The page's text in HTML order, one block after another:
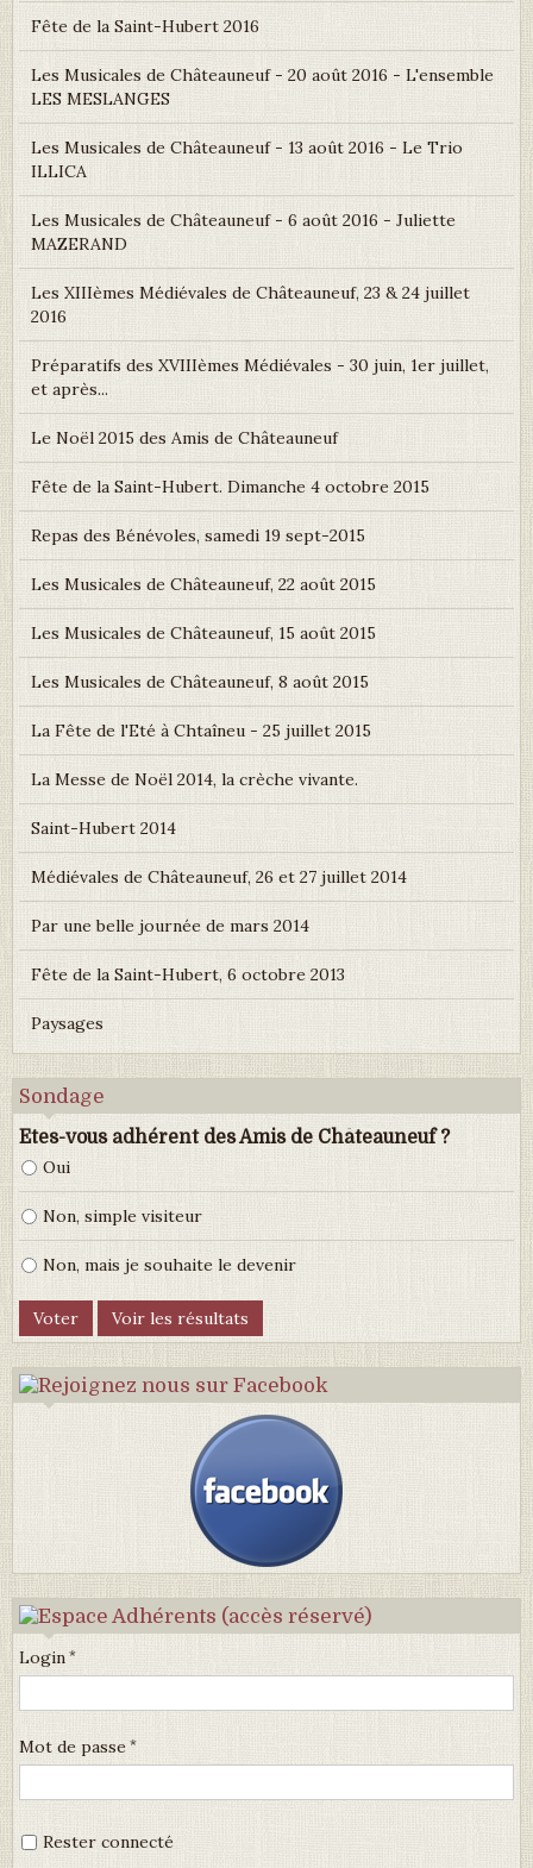
Fête de la Saint-Hubert 2016
Les Musicales de Châteauneuf - 20 août 2016 - L'ensemble
LES MESLANGES
Les Musicales de Châteauneuf - 13 août 2016 - Le Trio
ILLICA
Les Musicales de Châteauneuf - 6 août 2016 - Juliette
MAZERAND
Les XIIIèmes Médiévales de Châteauneuf, 23 & 24 juillet
2016
Préparatifs des XVIIIèmes Médiévales - 30 juin, 1er juillet,
et après...
Le Noël 2015 des Amis de Châteauneuf
Fête de la Saint-Hubert. Dimanche 4 octobre 2015
Repas des Bénévoles, samedi 19 sept-2015
Les Musicales de Châteauneuf, 22 août 2015
Les Musicales de Châteauneuf, 15 août 2015
Les Musicales de Châteauneuf, 8 août 2015
La Fête de l'Eté à Chtaîneu - 25 juillet 2015
La Messe de Noël 2014, la crèche vivante.
Saint-Hubert 2014
Médiévales de Châteauneuf, 26 et 27 juillet 2014
Par une belle journée de mars 2014
Fête de la Saint-Hubert, 6 octobre 2013
Paysages
Sondage
Etes-vous adhérent des Amis de Châteauneuf ?
Oui
Non, simple visiteur
Non, mais je souhaite le devenir
Login
Mot de passe
Rester connecté